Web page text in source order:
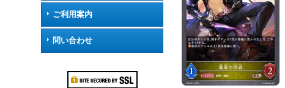
ご利用案内
問い合わせ